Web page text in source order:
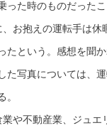
た時のものだったこ
お抱えの運転手は休
たという。感想を聞
た写真については、
。
や不動産業、ジュエ